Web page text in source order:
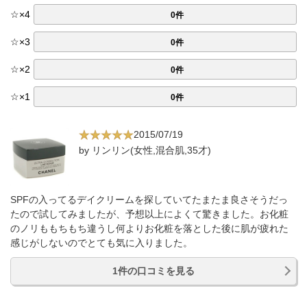
☆×4 0件
☆×3 0件
☆×2 0件
☆×1 0件
2015/07/19
by リンリン(女性,混合肌,35才)
SPFの入ってるデイクリームを探していてたまたま良さそうだっ
たので試してみましたが、予想以上によくて驚きました。お化粧
のノリももちもち違うし何よりお化粧を落とした後に肌が疲れた
感じがしないのでとても気に入りました。
1件の口コミを見る